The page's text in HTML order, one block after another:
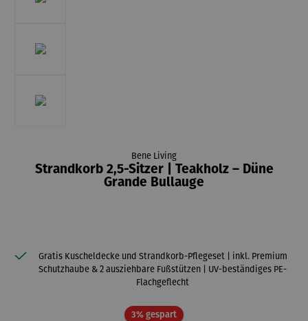
Bene Living
Strandkorb 2,5-Sitzer | Teakholz – Düne
Grande Bullauge
Gratis Kuscheldecke und Strandkorb-Pflegeset | inkl. Premium
Schutzhaube & 2 ausziehbare Fußstützen | UV-beständiges PE-
Flachgeflecht
3% gespartRabatt